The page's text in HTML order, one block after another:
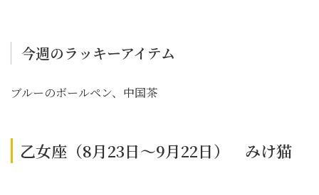
今週のラッキーアイテム
ブルーのボールペン、中国茶
乙女座（8月23日～9月22日） みけ猫